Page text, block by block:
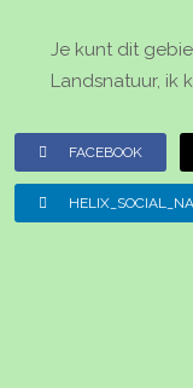
Je kunt dit
Landsnatuur, ik
FACEBOOK